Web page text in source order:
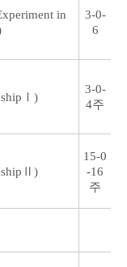
in
3-0-
6
3-0-
4주
15-0
-16
주